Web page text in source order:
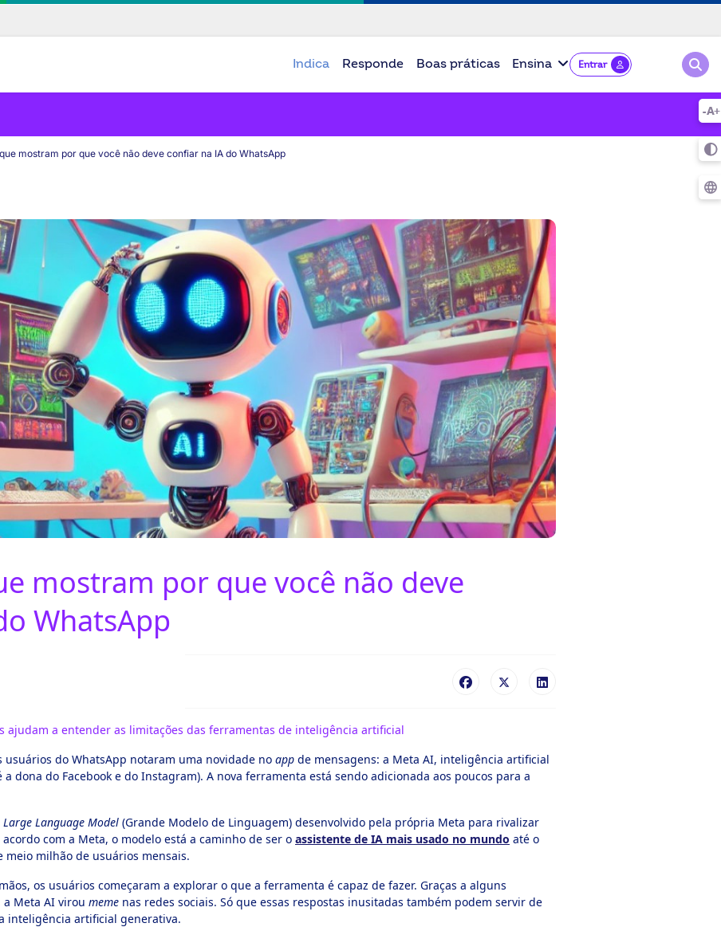
Indica Responde Boas práticas Ensina Entrar
mostram por que você não deve confiar na IA do WhatsApp
mostram por que você não deve
WhatsApp
ajudam a entender as limitações das ferramentas de inteligência artificial
do WhatsApp notaram uma novidade no app de mensagens: a Meta AI, inteligência artificial
dona do Facebook e do Instagram). A nova ferramenta está sendo adicionada aos poucos para a
Large Language Model (Grande Modelo de Linguagem) desenvolvido pela própria Meta para rivalizar
acordo com a Meta, o modelo está a caminho de ser o assistente de IA mais usado no mundo até o
meio milhão de usuários mensais.
os usuários começaram a explorar o que a ferramenta é capaz de fazer. Graças a alguns
Meta AI virou meme nas redes sociais. Só que essas respostas inusitadas também podem servir de
inteligência artificial generativa.